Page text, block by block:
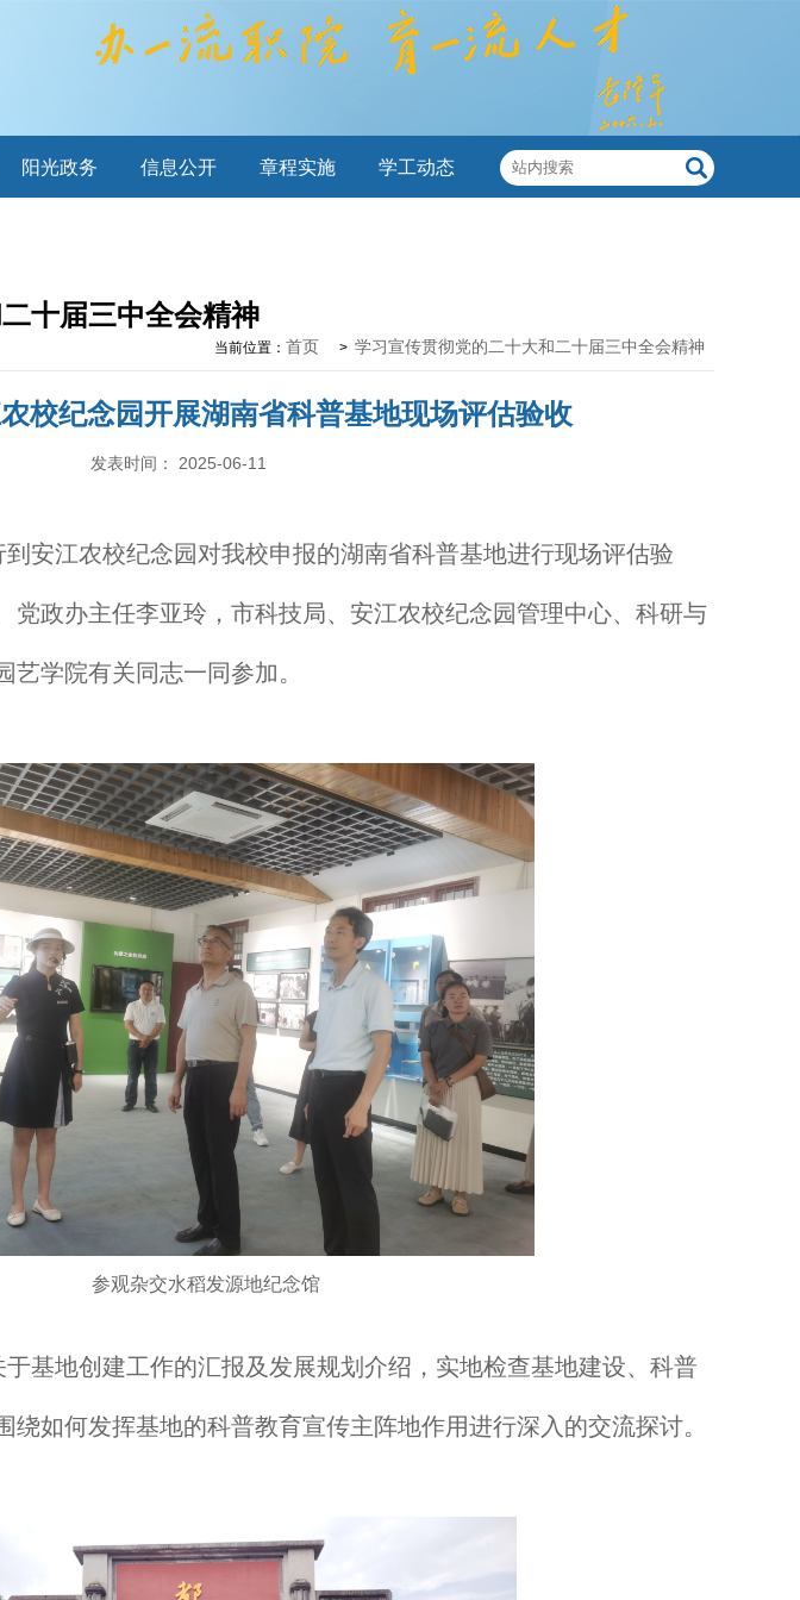
阳光政务 信息公开 章程实施 学工动态
十届三中全会精神
当前位置： 首页 > 学习宣传贯彻党的二十大和二十届三中全会精神
校纪念园开展湖南省科普基地现场评估验收
发表时间： 2025-06-11
安江农校纪念园对我校申报的湖南省科普基地进行现场评估验
党政办主任李亚玲，市科技局、安江农校纪念园管理中心、科研与
学院有关同志一同参加。
参观杂交水稻发源地纪念馆
基地创建工作的汇报及发展规划介绍，实地检查基地建设、科普
如何发挥基地的科普教育宣传主阵地作用进行深入的交流探讨。